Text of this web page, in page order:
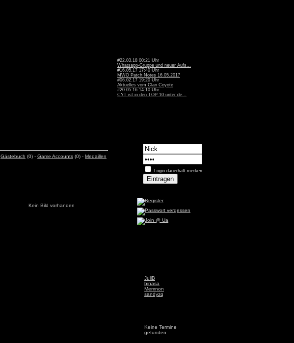
#22.03.18 00:21 Uhr
Whatsapp-Gruppe und neuer Aufs...
#16.05.17 17:40 Uhr
MWO Patch Notes 16.05.2017
#06.02.17 19:20 Uhr
Aktuelles vom Clan Coyote
#20.05.16 14:10 Uhr
CYT ist in den TOP 10 unter de...
Gästebuch (0) - Game Accounts (0) - Medaillen
Kein Bild vorhanden
Login dauerhaft merken
JuliB
binasa
Memnon
sandyzq
Keine Termine
gefunden